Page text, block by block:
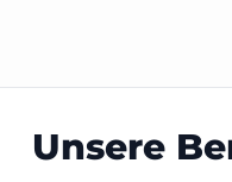
Unsere